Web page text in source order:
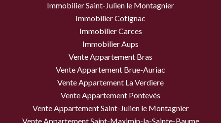
Immobilier Saint-Julien le Montagnier
Immobilier Cotignac
Immobilier Carces
Immobilier Aups
Vente Appartement Bras
Vente Appartement Brue-Auriac
Vente Appartement La Verdiere
Vente Appartement Pontevès
Vente Appartement Saint-Julien le Montagnier
Vente Appartement Saint-Maximin-la-Sainte-Baume